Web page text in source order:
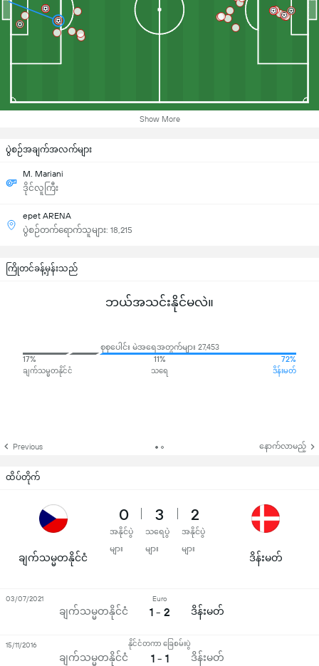
Show More
ပွဲစဉ်အချက်အလက်များ
M. Mariani
ဒိုင်လူကြီး
epet ARENA
ပွဲစဉ်တက်ရောက်သူများ: 18,215
ကြိုတင်ခန့်မှန်းသည်
ဘယ်အသင်းနိုင်မလဲ။
စုစုပေါင်း မဲအရေအတွက်များ 27,453
17%
ချက်သမ္မတနိုင်ငံ
11%
သရေ
72%
ဒိန်းမတ်
Previous နောက်လာမည့်
ထိပ်တိုက်
ချက်သမ္မတနိုင်ငံ
0
အနိုင်ပွဲ
များ
3
သရေပွဲ
များ
2
အနိုင်ပွဲ
များ
ဒိန်းမတ်
ချက်သမ္မတနိုင်ငံ
Euro
1 - 2 ဒိန်းမတ်
03/07/2021
ချက်သမ္မတနိုင်ငံ
နိုင်ငံတကာ ခြေစမ်းပွဲ
1 - 1 ဒိန်းမတ်
15/11/2016